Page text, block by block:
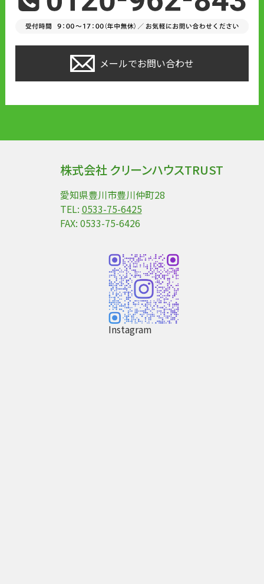
メールでお問い合わせ
株式会社 クリーンハウスTRUST
愛知県豊川市豊川仲町28
TEL: 0533-75-6425
FAX: 0533-75-6426
Instagram